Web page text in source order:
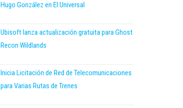
Hugo González en El Universal
Ubisoft lanza actualización gratuita para Ghost
Recon Wildlands
Inicia Licitación de Red de Telecomunicaciones
para Varias Rutas de Trenes